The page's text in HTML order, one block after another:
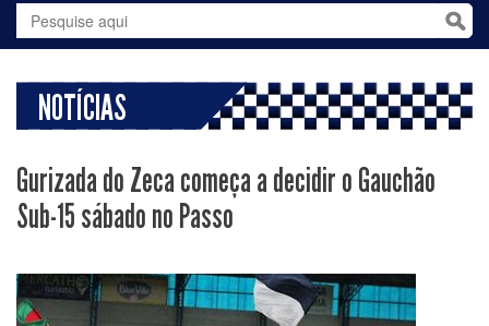
NOTÍCIAS
Gurizada do Zeca começa a decidir o Gauchão
Sub-15 sábado no Passo